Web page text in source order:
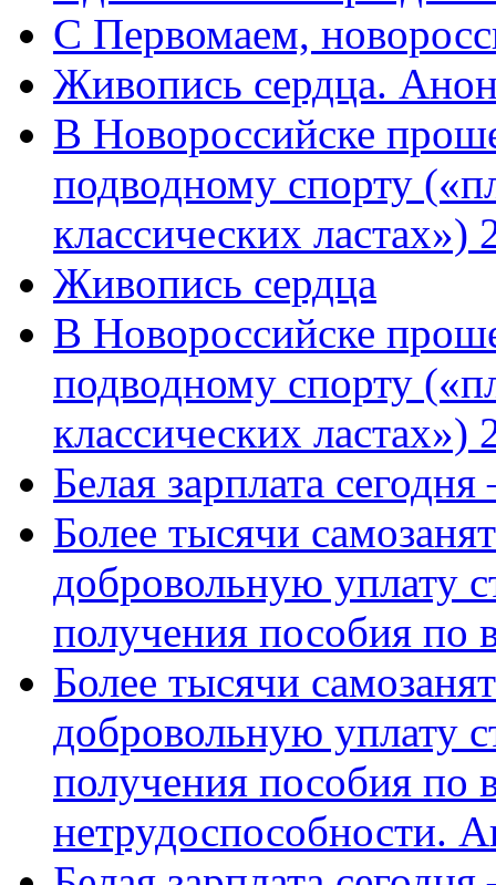
C Первомаем,
Живопись сердца.
В Новороссийске
подводному спорту
классических
Живопись сердца
В Новороссийске
подводному спорту
классических ластах»)
Белая зарплата
Более тысячи
добровольную уплату
получения пособия по
Более тысячи
добровольную уплату
получения пособия по
нетрудоспособности.